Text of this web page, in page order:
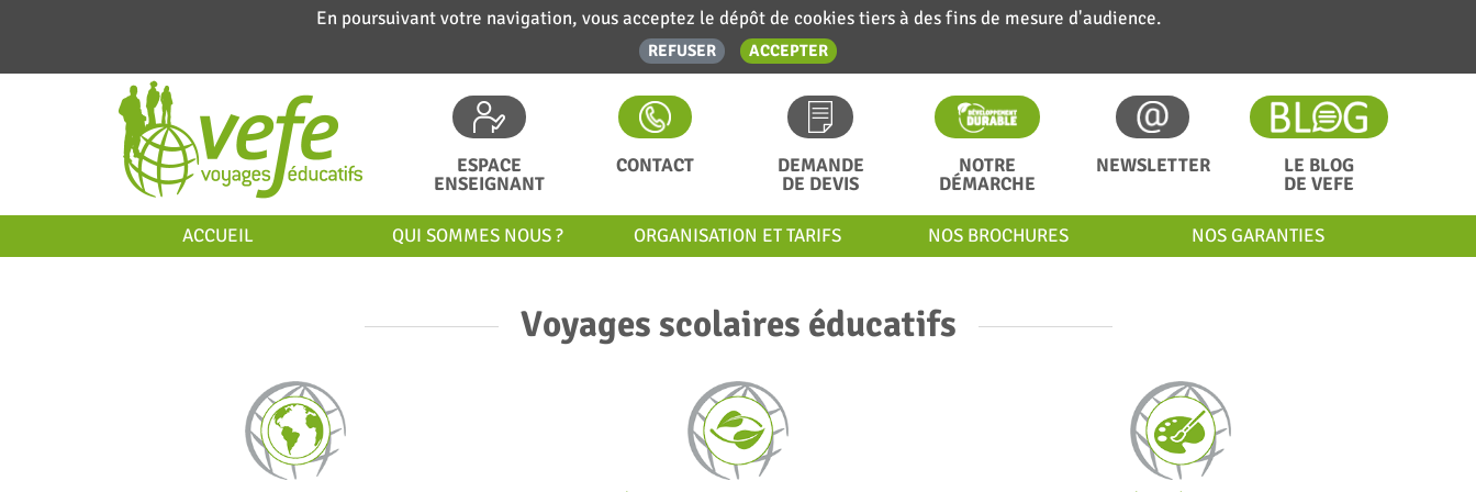
En poursuivant votre navigation, vous acceptez le dépôt de cookies tiers à des fins de mesure d'audience.
REFUSER ACCEPTER
ESPACE
ENSEIGNANT
CONTACT
DEMANDE
DE DEVIS
NOTRE
DÉMARCHE
NEWSLETTER
LE BLOG
DE VEFE
ACCUEIL QUI SOMMES NOUS ? ORGANISATION ET TARIFS NOS BROCHURES NOS GARANTIES
Voyages scolaires éducatifs